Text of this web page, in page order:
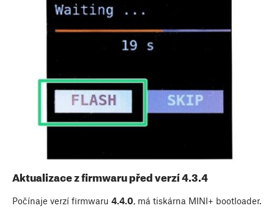
Aktualizace z firmwaru před verzí 4.3.4
Počínaje verzí firmwaru 4.4.0 , má tiskárna MINI+ bootloader.